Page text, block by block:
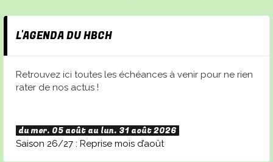
L'AGENDA DU HBCH
Retrouvez ici toutes les échéances à venir pour ne rien
rater de nos actus !
du mer. 05 août au lun. 31 août 2026
Saison 26/27 : Reprise mois d’août